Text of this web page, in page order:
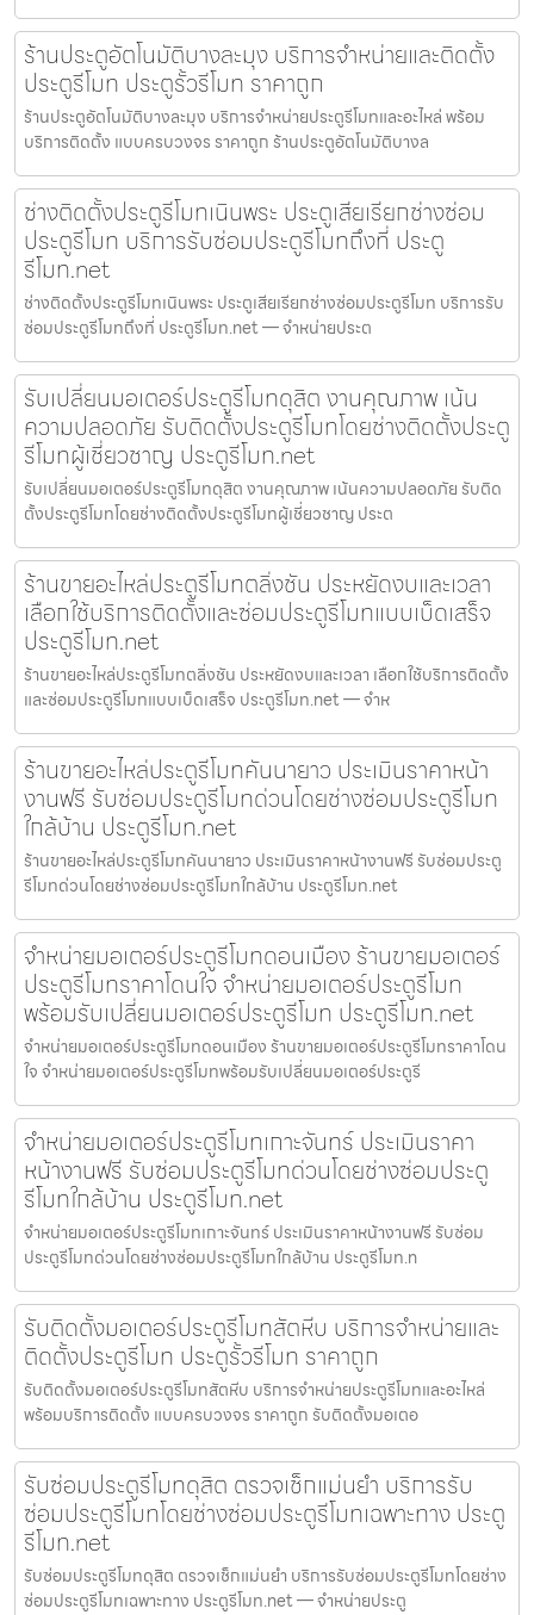
ร้านประตูอัตโนมัติบางละมุง บริการจำหน่ายและติดตั้ง
ประตูรีโมท ประตูรั้วรีโมท ราคาถูก
ร้านประตูอัตโนมัติบางละมุง บริการจำหน่ายประตูรีโมทและอะไหล่ พร้อม
บริการติดตั้ง แบบครบวงจร ราคาถูก ร้านประตูอัตโนมัติบางล
ช่างติดตั้งประตูรีโมทเนินพระ ประตูเสียเรียกช่างซ่อม
ประตูรีโมท บริการรับซ่อมประตูรีโมทถึงที่ ประตู
รีโมท.net
ช่างติดตั้งประตูรีโมทเนินพระ ประตูเสียเรียกช่างซ่อมประตูรีโมท บริการรับ
ซ่อมประตูรีโมทถึงที่ ประตูรีโมท.net — จำหน่ายประต
รับเปลี่ยนมอเตอร์ประตูรีโมทดุสิต งานคุณภาพ เน้น
ความปลอดภัย รับติดตั้งประตูรีโมทโดยช่างติดตั้งประตู
รีโมทผู้เชี่ยวชาญ ประตูรีโมท.net
รับเปลี่ยนมอเตอร์ประตูรีโมทดุสิต งานคุณภาพ เน้นความปลอดภัย รับติด
ตั้งประตูรีโมทโดยช่างติดตั้งประตูรีโมทผู้เชี่ยวชาญ ประต
ร้านขายอะไหล่ประตูรีโมทตลิ่งชัน ประหยัดงบและเวลา
เลือกใช้บริการติดตั้งและซ่อมประตูรีโมทแบบเบ็ดเสร็จ
ประตูรีโมท.net
ร้านขายอะไหล่ประตูรีโมทตลิ่งชัน ประหยัดงบและเวลา เลือกใช้บริการติดตั้ง
และซ่อมประตูรีโมทแบบเบ็ดเสร็จ ประตูรีโมท.net — จำห
ร้านขายอะไหล่ประตูรีโมทคันนายาว ประเมินราคาหน้า
งานฟรี รับซ่อมประตูรีโมทด่วนโดยช่างซ่อมประตูรีโมท
ใกล้บ้าน ประตูรีโมท.net
ร้านขายอะไหล่ประตูรีโมทคันนายาว ประเมินราคาหน้างานฟรี รับซ่อมประตู
รีโมทด่วนโดยช่างซ่อมประตูรีโมทใกล้บ้าน ประตูรีโมท.net
จำหน่ายมอเตอร์ประตูรีโมทดอนเมือง ร้านขายมอเตอร์
ประตูรีโมทราคาโดนใจ จำหน่ายมอเตอร์ประตูรีโมท
พร้อมรับเปลี่ยนมอเตอร์ประตูรีโมท ประตูรีโมท.net
จำหน่ายมอเตอร์ประตูรีโมทดอนเมือง ร้านขายมอเตอร์ประตูรีโมทราคาโดน
ใจ จำหน่ายมอเตอร์ประตูรีโมทพร้อมรับเปลี่ยนมอเตอร์ประตูรี
จำหน่ายมอเตอร์ประตูรีโมทเกาะจันทร์ ประเมินราคา
หน้างานฟรี รับซ่อมประตูรีโมทด่วนโดยช่างซ่อมประตู
รีโมทใกล้บ้าน ประตูรีโมท.net
จำหน่ายมอเตอร์ประตูรีโมทเกาะจันทร์ ประเมินราคาหน้างานฟรี รับซ่อม
ประตูรีโมทด่วนโดยช่างซ่อมประตูรีโมทใกล้บ้าน ประตูรีโมท.n
รับติดตั้งมอเตอร์ประตูรีโมทสัตหีบ บริการจำหน่ายและ
ติดตั้งประตูรีโมท ประตูรั้วรีโมท ราคาถูก
รับติดตั้งมอเตอร์ประตูรีโมทสัตหีบ บริการจำหน่ายประตูรีโมทและอะไหล่
พร้อมบริการติดตั้ง แบบครบวงจร ราคาถูก รับติดตั้งมอเตอ
รับซ่อมประตูรีโมทดุสิต ตรวจเช็กแม่นยำ บริการรับ
ซ่อมประตูรีโมทโดยช่างซ่อมประตูรีโมทเฉพาะทาง ประตู
รีโมท.net
รับซ่อมประตูรีโมทดุสิต ตรวจเช็กแม่นยำ บริการรับซ่อมประตูรีโมทโดยช่าง
ซ่อมประตูรีโมทเฉพาะทาง ประตูรีโมท.net — จำหน่ายประตู